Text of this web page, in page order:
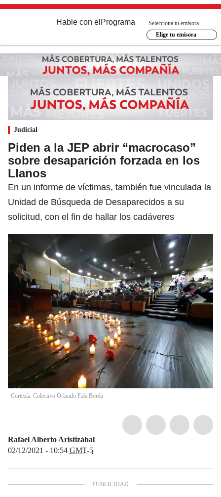
Hable con el Programa
Selecciona tu emisora
Elige tu emisora
Judicial
Piden a la JEP abrir “macrocaso”
sobre desaparición forzada en los
Llanos
En un informe de víctimas, también fue vinculada la
Unidad de Búsqueda de Desaparecidos a su
solicitud, con el fin de hallar los cadáveres
Cortesía: Colectivo Orlando Fals Borda
Rafael Alberto Aristizábal
02/12/2021 - 10:54 GMT-5